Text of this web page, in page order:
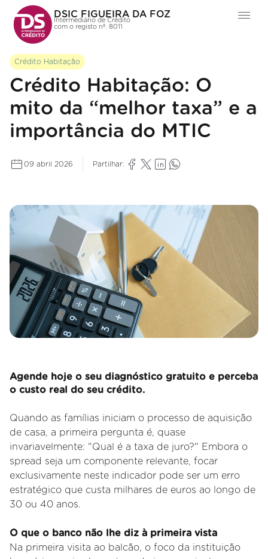
DSIC FIGUEIRA DA FOZ
Intermediário de Crédito
com o registo nº. 8011
Crédito Habitação
Crédito Habitação: O
mito da “melhor taxa” e a
importância do MTIC
09 abril 2026 Partilhar:
Agende hoje o seu diagnóstico gratuito e perceba
o custo real do seu crédito.
Quando as famílias iniciam o processo de aquisição
de casa, a primeira pergunta é, quase
invariavelmente: "Qual é a taxa de juro?" Embora o
spread seja um componente relevante, focar
exclusivamente neste indicador pode ser um erro
estratégico que custa milhares de euros ao longo de
30 ou 40 anos.
O que o banco não lhe diz à primeira vista
Na primeira visita ao balcão, o foco da instituição